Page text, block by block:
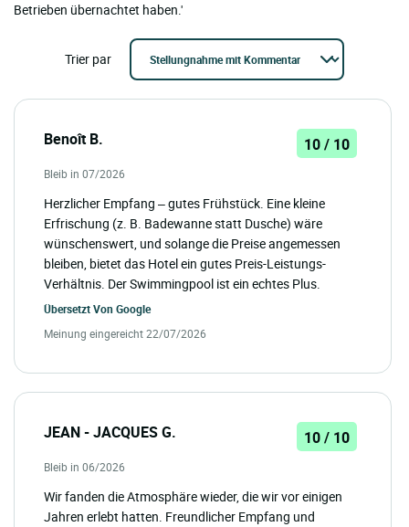
Betrieben übernachtet haben.'
Trier par
Benoît B. 10 / 10
Bleib in 07/2026
Herzlicher Empfang – gutes Frühstück. Eine kleine
Erfrischung (z. B. Badewanne statt Dusche) wäre
wünschenswert, und solange die Preise angemessen
bleiben, bietet das Hotel ein gutes Preis-Leistungs-
Verhältnis. Der Swimmingpool ist ein echtes Plus.
Übersetzt Von Google
Meinung eingereicht 22/07/2026
JEAN - JACQUES G. 10 / 10
Bleib in 06/2026
Wir fanden die Atmosphäre wieder, die wir vor einigen
Jahren erlebt hatten. Freundlicher Empfang und